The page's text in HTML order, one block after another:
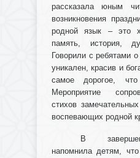
рассказала юным
возникновения
родной язык – это
память, история,
Говорили с ребятами
уникален, красив и
самое дорогое,
Мероприятие
стихов
воспевающих родной
В
напомнила детям,